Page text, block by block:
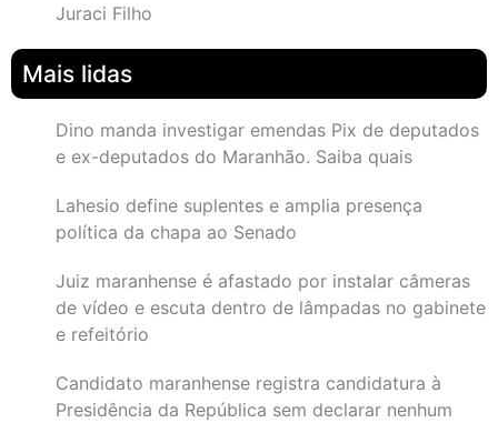
Juraci Filho
Mais lidas
Dino manda investigar emendas Pix de deputados
e ex-deputados do Maranhão. Saiba quais
Lahesio define suplentes e amplia presença
política da chapa ao Senado
Juiz maranhense é afastado por instalar câmeras
de vídeo e escuta dentro de lâmpadas no gabinete
e refeitório
Candidato maranhense registra candidatura à
Presidência da República sem declarar nenhum